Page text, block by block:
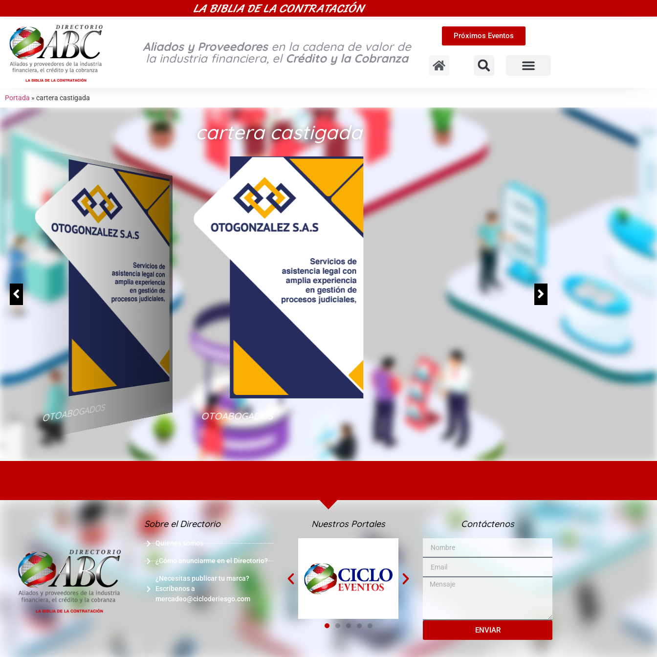
LA BIBLIA DE LA CONTRATACIÓN
Aliados y Proveedoresen la cadena de valor de
la industria financiera, el Crédito y la Cobranza
Próximos Eventos
Portada » cartera castigada
cartera castigada
OTOABOGADOS OTOABOGADOS
Sobre el Directorio
Quienes somos
¿Cómo anunciarme en el Directorio?
¿Necesitas publicar tu marca?
Escríbenos a
mercadeo@cicloderiesgo.com
Nuestros Portales Contáctenos
ENVIAR